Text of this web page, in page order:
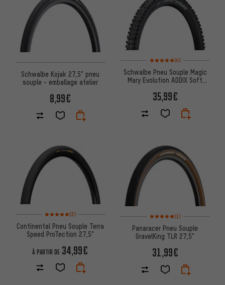
Schwalbe Kojak 27,5" pneu
souple - emballage atelier
8,99€
Note moyenne : 5 sur 5
(4)
Schwalbe Pneu Souple Magic
Mary Evolution ADDIX Soft
35,99€
Note moyenne : 5 sur 5 d'après 3 avis
(3)
Continental Pneu Souple Terra
Speed ProTection 27,5"
À PARTIR DE 34,99€
Note moyenne : 5 sur 5
(1)
Panaracer Pneu Souple
GravelKing TLR 27,5"
31,99€